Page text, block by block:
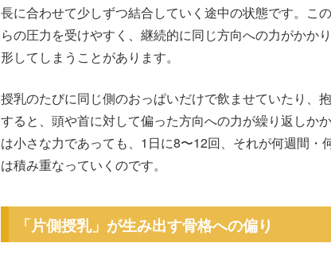
長に合わせて少しずつ結合していく途中の状態です。こ
らの圧力を受けやすく、継続的に同じ方向への力がかか
形してしまうことがあります。
授乳のたびに同じ側のおっぱいだけで飲ませていたり、
すると、頭や首に対して偏った方向への力が繰り返しか
は小さな力であっても、1日に8〜12回、それが何週間・
は積み重なっていくのです。
「片側授乳」が生み出す骨格への偏り